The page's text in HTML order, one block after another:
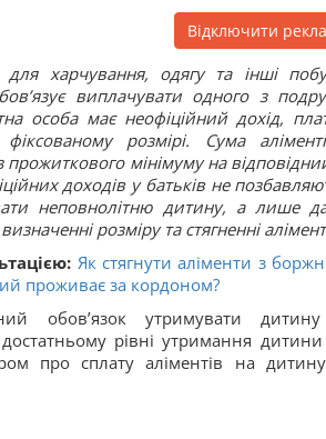
Відключити
харчування, одягу та інші
виплачувати одного з
особа має неофіційний дохід,
розмірі. Сума
прожиткового мінімуму на
доходів у батьків не
неповнолітню дитину, а лише
розміру та стягненні
Як стягнути аліменти з
проживає за кордоном?
обов’язок утримувати
рівні утримання
про сплату аліментів на